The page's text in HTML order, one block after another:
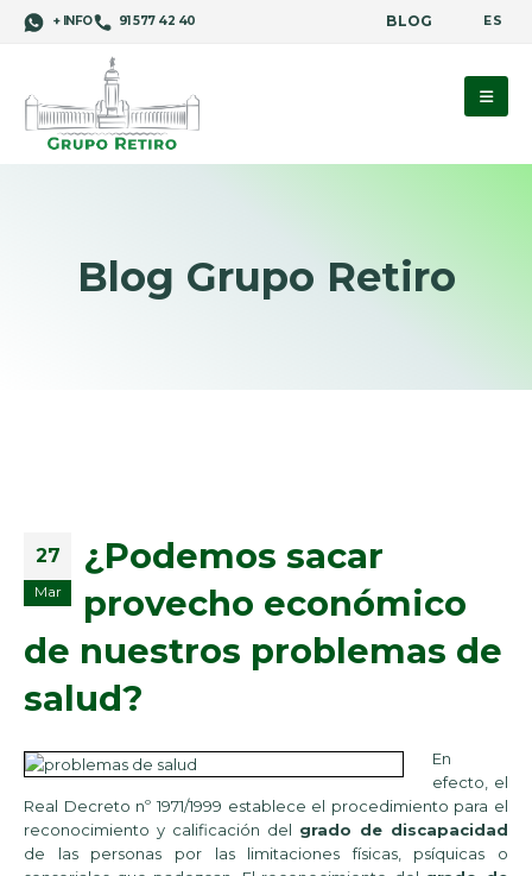
+ INFO 91 577 42 40 BLOG ES
Blog Grupo Retiro
27
Mar
¿Podemos sacar
provecho económico
de nuestros problemas de
salud?
En
efecto, el
Real Decreto nº 1971/1999 establece el procedimiento para el
reconocimiento y calificación del grado de discapacidad
de las personas por las limitaciones físicas, psíquicas o